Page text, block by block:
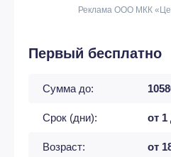
Реклама ООО МКК
Первый бесплатно
Сумма до:
Срок (дни): от 1
Возраст: от